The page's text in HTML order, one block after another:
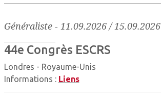
Généraliste- 11.09.2026 / 15.09.2026
44e Congrès ESCRS
Londres - Royaume-Unis
Informations : Liens